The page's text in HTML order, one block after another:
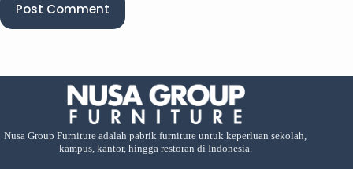
Post Comment
Nusa Group Furniture adalah pabrik furniture untuk keperluan sekolah,
kampus, kantor, hingga restoran di Indonesia.